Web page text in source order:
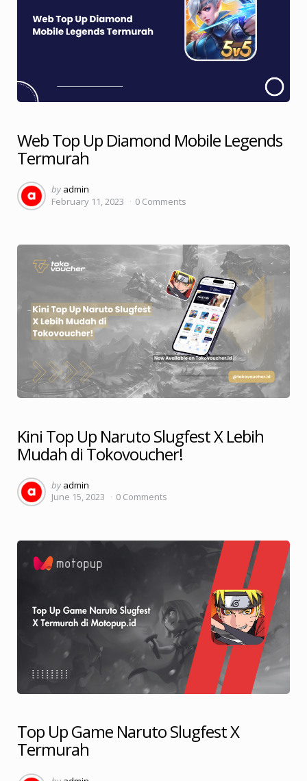
Web Top Up Diamond Mobile Legends
Termurah
Posted
by
by admin
February 11, 2023
0 Comments
Kini Top Up Naruto Slugfest X Lebih
Mudah di Tokovoucher!
Posted
by
by admin
June 15, 2023
0 Comments
Top Up Game Naruto Slugfest X
Termurah